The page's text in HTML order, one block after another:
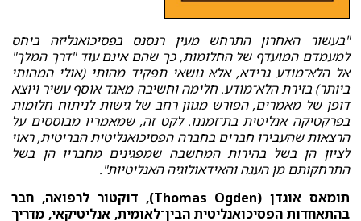
"בעשור האחרון התרחש מעין רנסנס בפסיכואנליזה ביחס
למעמדם המועדף של החלומות, כך שהם אינם עוד "דרך המלך"
אל הלא־מודע גרידא, אלא נושאי תפקיד מהותי (אולי המהותי
ביותר) בזירת הלא־מודע. חלימה וחשיבה מאגד אוסף עשיר ויוצא
דופן של מאמרים, הפורש מגוון רחב של גישות לניתוח חלומות
בפרקטיקה אנליטית בת־זמננו. לקט זה, שמאמריו מבוססים על
הרצאות שהעבירו חברים בחברה הפסיכואנליטית הבריטית, ראוי
לציון הן בשל בהירות המחשבה שמפגינים מחבריו הן בשל
התרחקותם מן העגה והאידאולוגיה האנליטיות".
תומאס אוגדן (Thomas Ogden), דוקטור לרפואה, חבר
בהתאחדות הפסיכואנליטית הבין־לאומית, אנליטיקאי, מדריך